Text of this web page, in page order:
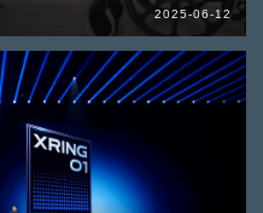
2025-06-12